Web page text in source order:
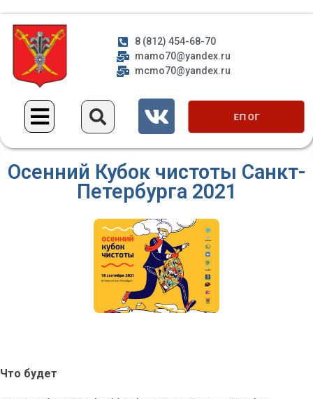
8 (812) 454-68-70
mamo70@yandex.ru
mcmo70@yandex.ru
ЕП ОГ
Осенний Кубок чистоты Санкт-
Петербурга 2021
Что будет